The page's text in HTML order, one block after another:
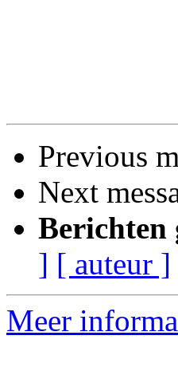
Previous
Next
Berichten
] [ auteur ]
Meer